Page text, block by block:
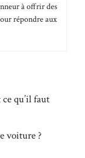
à offrir des
répondre aux
qu’il faut
voiture ?